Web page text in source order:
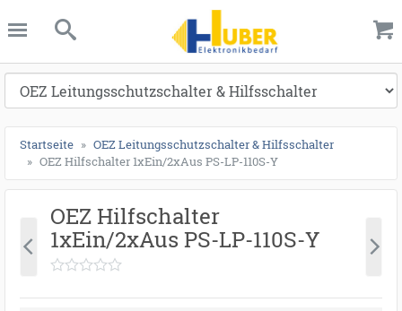
schließen
Suche
Startseite
OEZ Leitungsschutzschalter & Hilfsschalter
OEZ Hilfschalter 1xEin/2xAus PS-LP-110S-Y
OEZ Hilfschalter
1xEin/2xAus PS-LP-110S-Y